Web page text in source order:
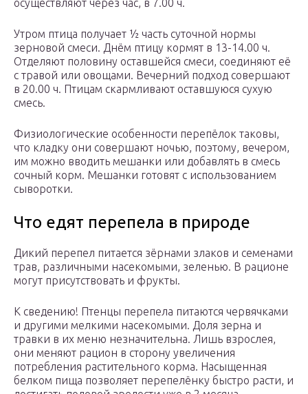
осуществляют через час, в 7.00 ч.
Утром птица получает ½ часть суточной нормы
зерновой смеси. Днём птицу кормят в 13-14.00 ч.
Отделяют половину оставшейся смеси, соединяют её
с травой или овощами. Вечерний подход совершают
в 20.00 ч. Птицам скармливают оставшуюся сухую
смесь.
Физиологические особенности перепёлок таковы,
что кладку они совершают ночью, поэтому, вечером,
им можно вводить мешанки или добавлять в смесь
сочный корм. Мешанки готовят с использованием
сыворотки.
Что едят перепела в природе
Дикий перепел питается зёрнами злаков и семенами
трав, различными насекомыми, зеленью. В рационе
могут присутствовать и фрукты.
К сведению! Птенцы перепела питаются червячками
и другими мелкими насекомыми. Доля зерна и
травки в их меню незначительна. Лишь взрослея,
они меняют рацион в сторону увеличения
потребления растительного корма. Насыщенная
белком пища позволяет перепелёнку быстро расти, и